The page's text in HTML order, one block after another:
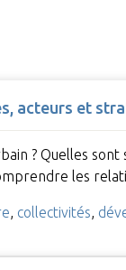
acteurs et
? Quelles
les
collectivités